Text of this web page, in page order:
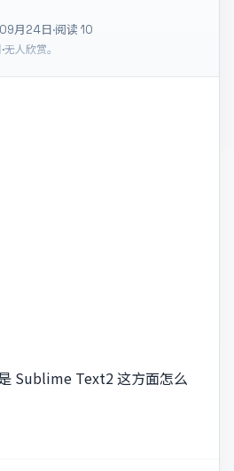
月24日·阅读 10
·无人欣赏。
Sublime Text2 这方面怎么